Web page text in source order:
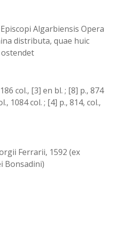
Algarbiensis Opera
distributa, quae huic
col., [3] en bl. ; [8] p., 874
1084 col. ; [4] p., 814, col.,
Ferrarii, 1592 (ex
Bonsadini)